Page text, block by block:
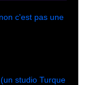
c'est pas une
studio Turque